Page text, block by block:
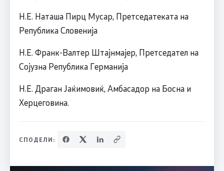
Н.Е. Наташа Пирц Мусар, Претседатеката на
Република Словенија
Н.Е. Франк-Валтер Штајнмајер, Претседател на
Сојузна Република Германија
Н.Е. Драган Јаќимовиќ, Амбасадор на Босна и
Херцеговина.
СПОДЕЛИ: